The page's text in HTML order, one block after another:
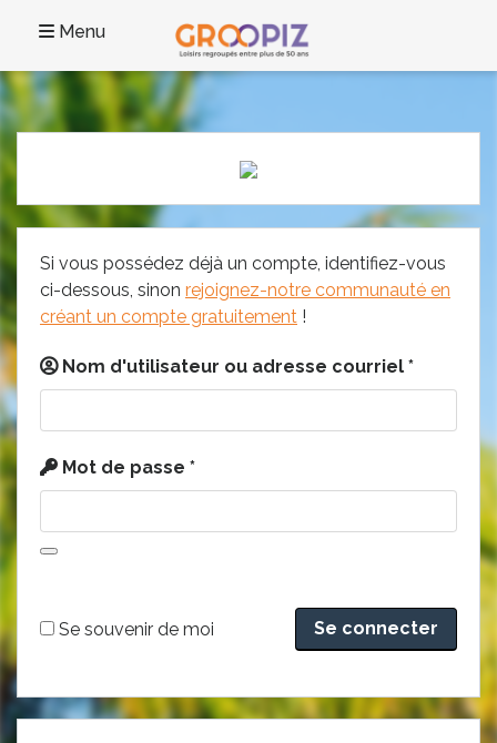
Menu
Si vous possédez déjà un compte, identifiez-vous
ci-dessous, sinon rejoignez-notre communauté en
créant un compte gratuitement !
Nom d'utilisateur ou adresse courriel *
Mot de passe *
Alternative:
Se souvenir de moi